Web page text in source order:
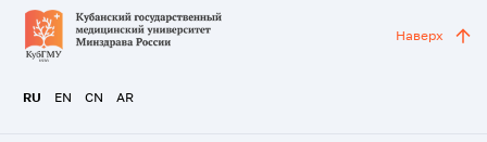
RU EN CN AR
Наверх